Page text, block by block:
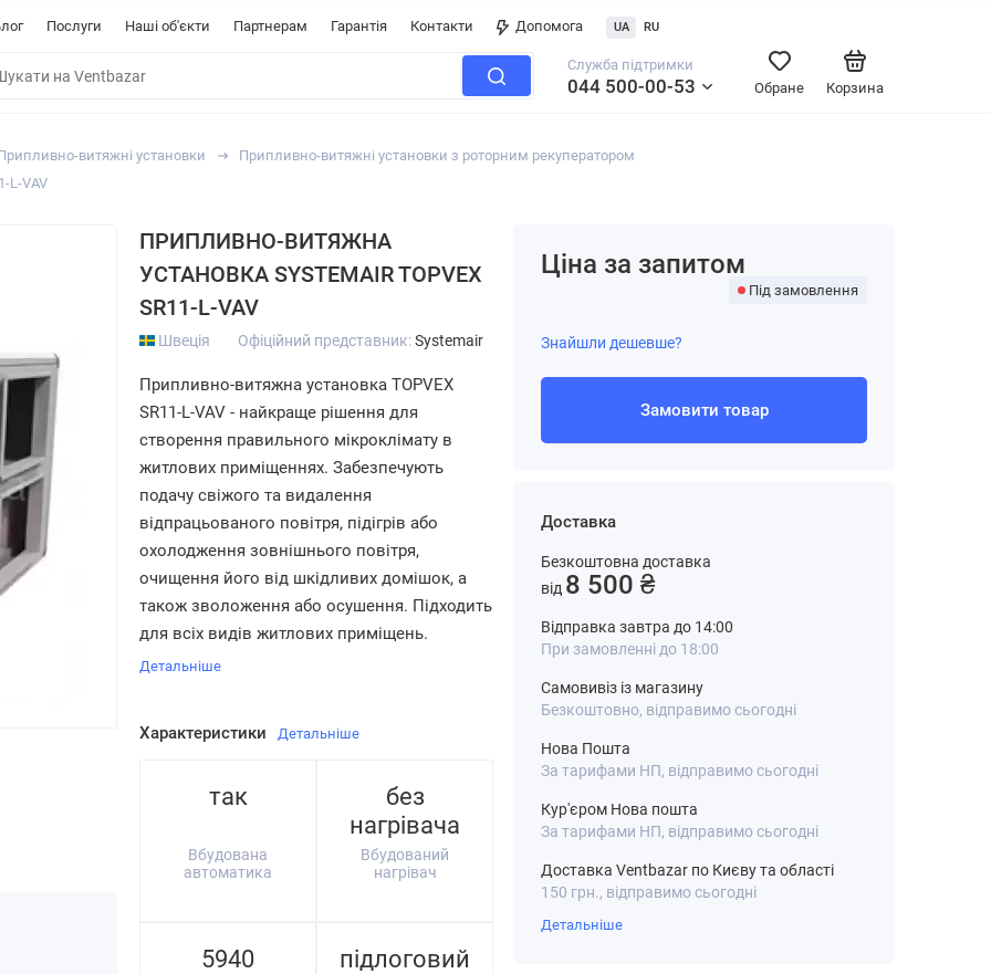
Послуги Наші об'єкти Партнерам Гарантія Контакти Допомога UA RU
Служба підтримки
044 500-00-53 Корзина
Обране
витяжні установки
Припливно-витяжні установки з роторним рекуператором
L-VAV
ПРИПЛИВНО-ВИТЯЖНА
УСТАНОВКА SYSTEMAIR TOPVEX
SR11-L-VAV
Швеція Офіційний представник:Systemair
Припливно-витяжна установка TOPVEX
SR11-L-VAV - найкраще рішення для
створення правильного мікроклімату в
житлових приміщеннях. Забезпечують
подачу свіжого та видалення
відпрацьованого повітря, підігрів або
охолодження зовнішнього повітря,
очищення його від шкідливих домішок, а
також зволоження або осушення. Підходить
для всіх видів житлових приміщень.
Детальніше
Характеристики Детальніше
так
Вбудована
автоматика
без
нагрівача
Вбудований
нагрівач
5940 підлоговий
Ціна за запитом
Під замовлення
Знайшли дешевше?
Замовити товар
Доставка
Безкоштовна доставка
від 8 500 ₴
Відправка завтра до 14:00
При замовленні до 18:00
Самовивіз із магазину
Безкоштовно, відправимо сьогодні
Нова Пошта
За тарифами НП, відправимо сьогодні
Кур'єром Нова пошта
За тарифами НП, відправимо сьогодні
Доставка Ventbazar по Києву та області
150 грн., відправимо сьогодні
Детальніше